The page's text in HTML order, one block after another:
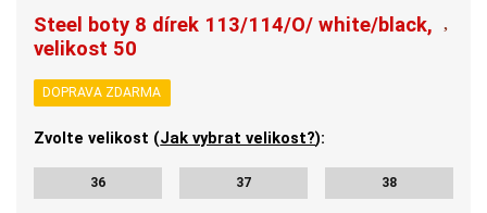
Steel boty 8 dírek 113/114/O/ white/black,
velikost 50
DOPRAVA ZDARMA
Zvolte velikost (Jak vybrat velikost?):
36 37 38